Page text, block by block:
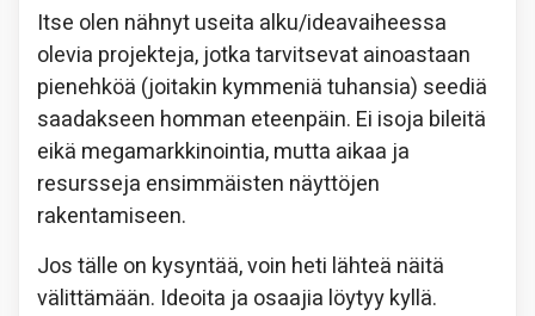
Itse olen nähnyt useita alku/ideavaiheessa
olevia projekteja, jotka tarvitsevat ainoastaan
pienehköä (joitakin kymmeniä tuhansia) seediä
saadakseen homman eteenpäin. Ei isoja bileitä
eikä megamarkkinointia, mutta aikaa ja
resursseja ensimmäisten näyttöjen
rakentamiseen.
Jos tälle on kysyntää, voin heti lähteä näitä
välittämään. Ideoita ja osaajia löytyy kyllä.